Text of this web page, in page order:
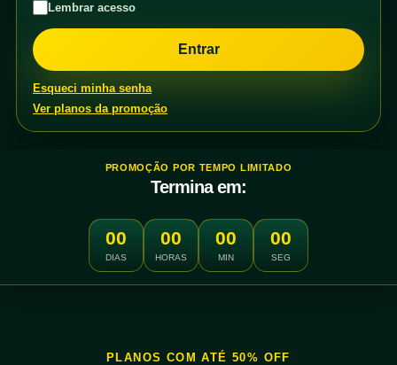
Lembrar acesso
Esqueci minha senha
Ver planos da promoção
PROMOÇÃO POR TEMPO LIMITADO
Termina em:
00
DIAS
00
HORAS
00
MIN
00
SEG
PLANOS COM ATÉ 50% OFF